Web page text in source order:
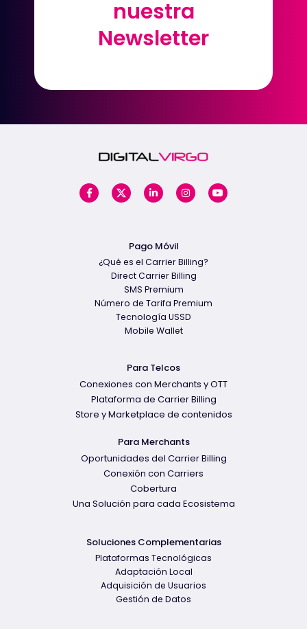
nuestra
Newsletter
nuestra
Newsletter
Pago Móvil
¿Qué es el Carrier Billing?
Direct Carrier Billing
SMS Premium
Número de Tarifa Premium
Tecnología USSD
Mobile Wallet
Para Telcos
Conexiones con Merchants y OTT
Plataforma de Carrier Billing
Store y Marketplace de contenidos
Para Merchants
Oportunidades del Carrier Billing
Conexión con Carriers
Cobertura
Una Solución para cada Ecosistema
Soluciones Complementarias
Plataformas Tecnológicas
Adaptación Local
Adquisición de Usuarios
Gestión de Datos